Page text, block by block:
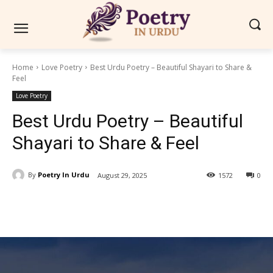
Home Love Poetry
Best Urdu Poetry – Beautiful Shayari to Share &
Feel
Love Poetry
Best Urdu Poetry – Beautiful
Shayari to Share & Feel
By Poetry In Urdu August 29, 2025 0
1572